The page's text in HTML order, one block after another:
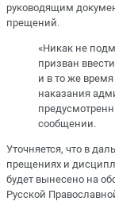
руководящим
прещений.
«Никак не
призван
и в то же
наказания
сообщении.
Уточняется, что в
прещениях и
будет вынесено на
Русской